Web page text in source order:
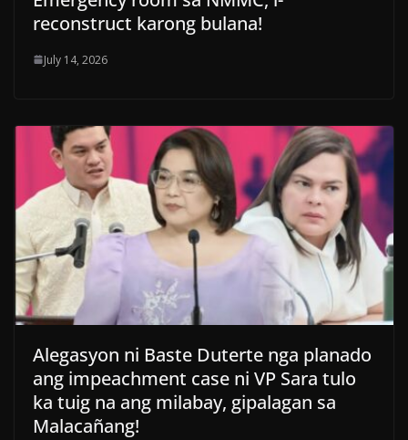
reconstruct karong bulana!
July 14, 2026
Alegasyon ni Baste Duterte nga planado
ang impeachment case ni VP Sara tulo
ka tuig na ang milabay, gipalagan sa
Malacañang!